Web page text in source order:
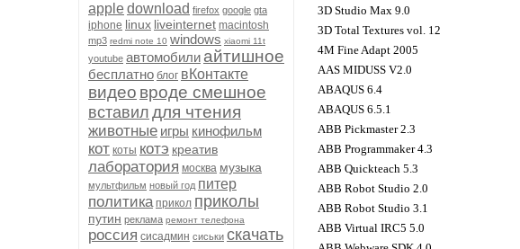
appledownload firefox google gta
iphone linux liveinternet macintosh
mp3 redmi note 10 windows xiaomi 11t
youtube автомобили айтишное
бесплатно блог вКонтакте
видео вроде смешное
вставил для чтения
животные игры кинофильм
кот коты котэ креатив
лаборатория москва музыка
мультфильм новый год питер
политика прикол приколы
путин реклама ремонт телефона
россия сисадмин сиськи скачать
3D Studio Max 9.0
3D Total Textures vol. 12
4M Fine Adapt 2005
AAS MIDUSS V2.0
ABAQUS 6.4
ABAQUS 6.5.1
ABB Pickmaster 2.3
ABB Programmaker 4.3
ABB Quickteach 5.3
ABB Robot Studio 2.0
ABB Robot Studio 3.1
ABB Virtual IRC5 5.0